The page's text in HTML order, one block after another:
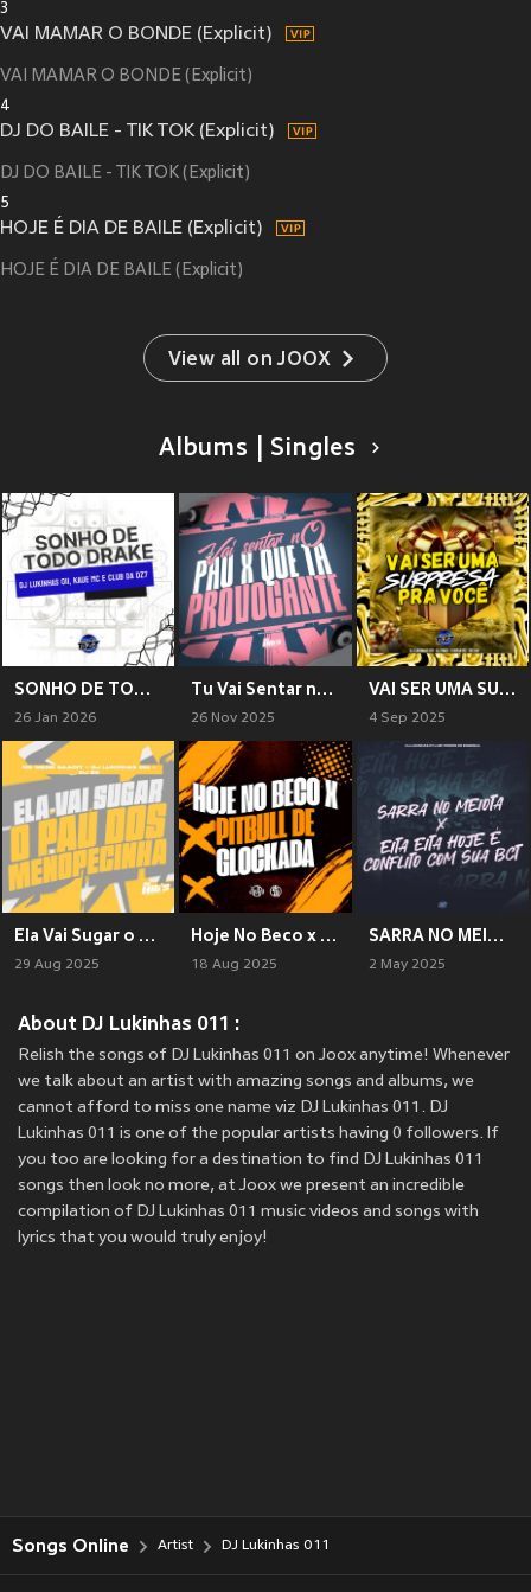
3
VAI MAMAR O BONDE (Explicit)
VAI MAMAR O BONDE (Explicit)
4
DJ DO BAILE - TIK TOK (Explicit)
DJ DO BAILE - TIK TOK (Explicit)
5
HOJE É DIA DE BAILE (Explicit)
HOJE É DIA DE BAILE (Explicit)
View all on JOOX
Albums | Singles
SONHO DE TODO DRAKE (Explicit)
26 Jan 2026
Tu Vai Sentar no Pau x Que ta Provocante (Explicit)
26 Nov 2025
VAI SER UMA SURPRESA PRA VOCE (Explicit)
4 Sep 2025
Ela Vai Sugar o Pau Dos Meno Pecinha (Explicit)
29 Aug 2025
Hoje No Beco x Pitbull De Glockada (Explicit)
18 Aug 2025
SARRA NO MEIOTA X EITA EITA HOJE E CONFLITO COM SUA BCT (Explicit)
2 May 2025
About DJ Lukinhas 011 :
Relish the songs of DJ Lukinhas 011 on Joox anytime! Whenever
we talk about an artist with amazing songs and albums, we
cannot afford to miss one name viz DJ Lukinhas 011. DJ
Lukinhas 011 is one of the popular artists having 0 followers. If
you too are looking for a destination to find DJ Lukinhas 011
songs then look no more, at Joox we present an incredible
compilation of DJ Lukinhas 011 music videos and songs with
lyrics that you would truly enjoy!
Songs Online Artist DJ Lukinhas 011